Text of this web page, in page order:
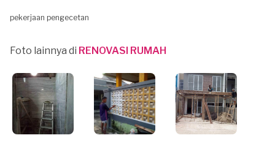
pekerjaan pengecetan
Foto lainnya di RENOVASI RUMAH